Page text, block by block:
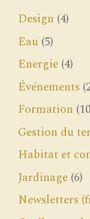
Design (4)
Eau (5)
Energie (4)
Événements
Formation
Gestion du
Habitat et
Jardinage (6)
Newsletters